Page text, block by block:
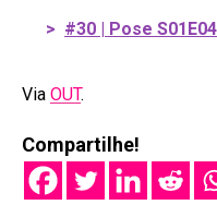
> #30 | Pose
Via OUT.
Compartilhe!